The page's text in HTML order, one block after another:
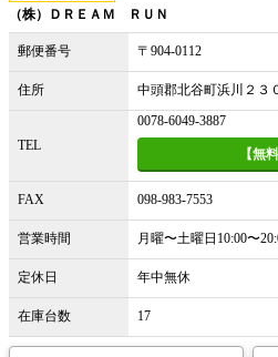
（株）ＤＲＥＡＭ ＲＵＮ
郵便番号 〒904-0112
住所 中頭郡北谷町浜川２３
TEL
0078-6049-3887
【無
FAX 098-983-7553
営業時間 月曜〜土曜日10:00〜
定休日 年中無休
在庫台数 17